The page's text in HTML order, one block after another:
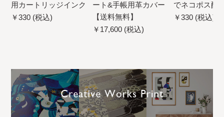
用カートリッジインク
￥330 (税込)
ート&手帳用革カバー
【送料無料】
￥17,600 (税込)
でネコポス配
￥330 (税込)